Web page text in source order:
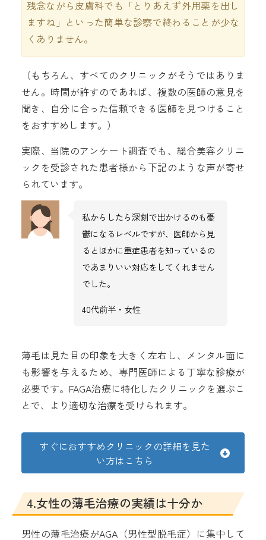
残念ながら皮膚科でも「とりあえず外用薬を出し
ますね」といった簡単な診察で終わることが少な
くありません。
（もちろん、すべてのクリニックがそうではありま
せん。時間が許すのであれば、複数の医師の意見を
聞き、自分に合った信頼できる医師を見つけること
をおすすめします。）
実際、当院のアンケート調査でも、総合美容クリニ
ックを受診された患者様から下記のような声が寄せ
られています。
私からしたら深刻で出かけるのも憂
鬱になるレベルですが、医師から見
るとほかに重症患者を知っているの
であまりいい対応をしてくれません
でした。
40代前半・女性
薄毛は見た目の印象を大きく左右し、メンタル面に
も影響を与えるため、専門医師による丁寧な診療が
必要です。FAGA治療に特化したクリニックを選ぶこ
とで、より適切な治療を受けられます。
すぐにおすすめクリニックの詳細を見た
い方はこちら
4.女性の薄毛治療の実績は十分か
男性の薄毛治療がAGA（男性型脱毛症）に集中して